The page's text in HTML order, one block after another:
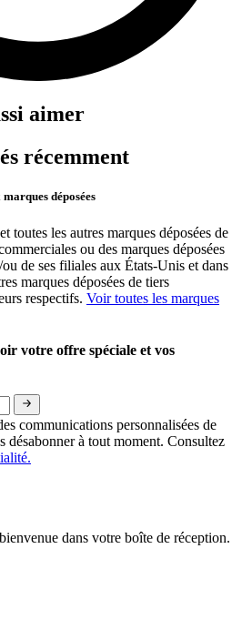
aimer
récemment
déposées
toutes les autres marques déposées de
ou des marques déposées
de ses filiales aux États-Unis et dans
marques déposées de tiers
respectifs. Voir toutes les marques
votre offre spéciale et vos
communications personnalisées de
désabonner à tout moment. Consultez
dans votre boîte de réception.